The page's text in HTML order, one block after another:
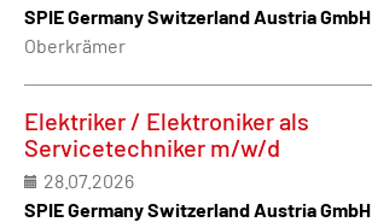
SPIE Germany Switzerland Austria GmbH
Oberkrämer
Elektriker / Elektroniker als
Servicetechniker m/w/d
28.07.2026
SPIE Germany Switzerland Austria GmbH